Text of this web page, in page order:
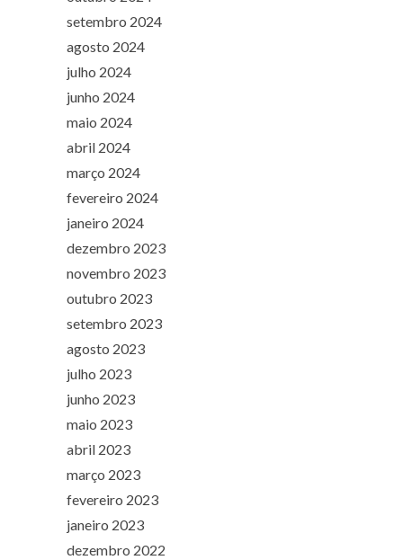
setembro 2024
agosto 2024
julho 2024
junho 2024
maio 2024
abril 2024
março 2024
fevereiro 2024
janeiro 2024
dezembro 2023
novembro 2023
outubro 2023
setembro 2023
agosto 2023
julho 2023
junho 2023
maio 2023
abril 2023
março 2023
fevereiro 2023
janeiro 2023
dezembro 2022